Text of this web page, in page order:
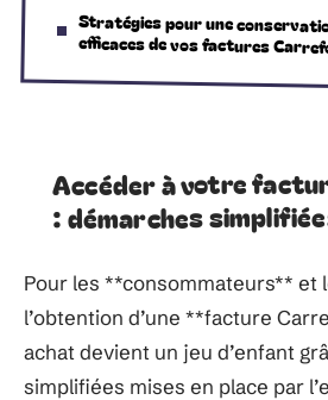
Stratégies pour une
efficaces de vos factures
Accéder à votre
: démarches
Pour les **consommateurs** et
l’obtention d’une **facture
achat devient un jeu d’enfant
simplifiées mises en place par